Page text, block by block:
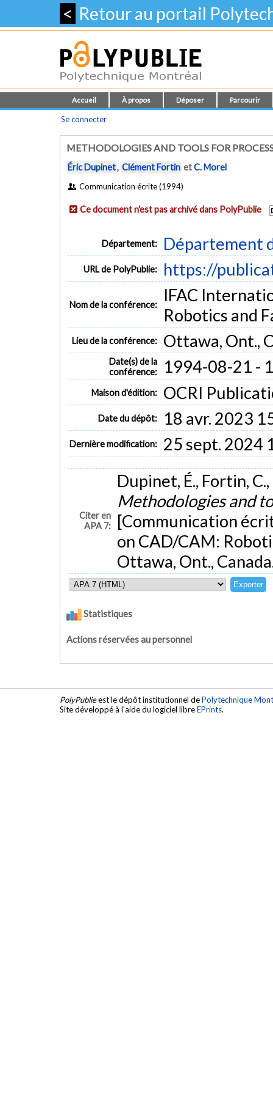
< Retour au portail
Accueil À propos Déposer Parcourir
Se connecter
METHODOLOGIES AND TOOLS FOR
Éric Dupinet, Clément Fortin etC. Morel
Communication écrite (1994)
Ce document n'est pas archivé dans PolyPublie
Département: Département
URL de PolyPublie: https://
Nom de la conférence:
IFAC
Robotics and
Lieu de la conférence: Ottawa, Ont.,
Date(s) de la
conférence:
1994-08-21 -
Maison d'édition: OCRI
Date du dépôt: 18 avr. 2023
Dernière modification: 25 sept. 2024
Citer en
APA 7:
Dupinet, É., Fortin,
Methodologies and
[Communication
on CAD/CAM:
Ottawa, Ont.,
Statistiques
Actions réservées au personnel
PolyPublieest le dépôt institutionnel dePolytechnique
Site développé à l'aide du logiciel libreEPrints.